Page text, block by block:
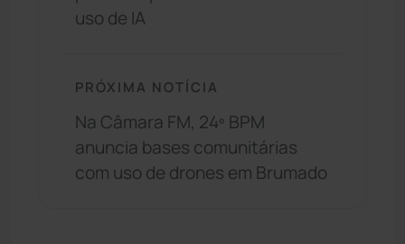
uso de IA
PRÓXIMA NOTÍCIA
Na Câmara FM, 24º BPM
anuncia bases comunitárias
com uso de drones em Brumado